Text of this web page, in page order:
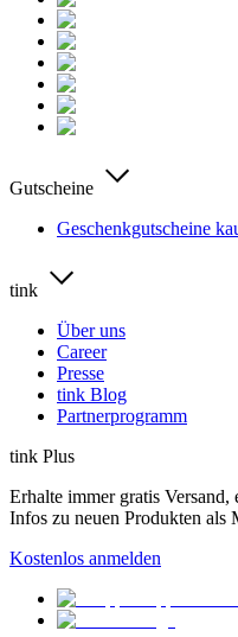
Gutscheine
Geschenkgutscheine
tink
Über uns
Career
Presse
tink Blog
Partnerprogramm
tink Plus
Erhalte immer gratis
Infos zu neuen Produkten als
Kostenlos anmelden